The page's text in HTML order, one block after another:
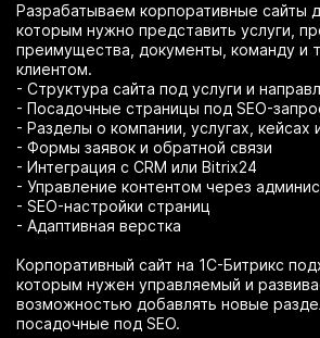
Разрабатываем корпоративные сайты
которым нужно представить услуги,
преимущества, документы, команду и
клиентом.
- Структура сайта под услуги и
- Посадочные страницы под SEO-
- Разделы о компании, услугах, кейсах
- Формы заявок и обратной связи
- Интеграция с CRM или Bitrix24
- Управление контентом через
- SEO-настройки страниц
- Адаптивная верстка
Корпоративный сайт на 1С-Битрикс
которым нужен управляемый и
возможностью добавлять новые
посадочные под SEO.